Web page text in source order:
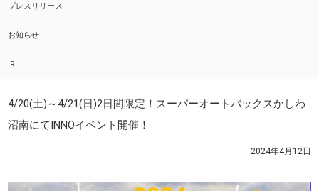
プレスリリース
お知らせ
IR
4/20(土)～4/21(日)2日間限定！スーパーオートバックスかしわ
沼南にてINNOイベント開催！
2024年4月12日